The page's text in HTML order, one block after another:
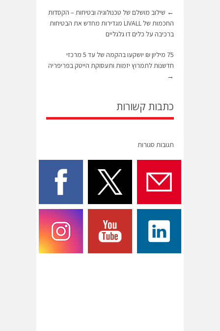
← שילוב מושלם של טכנולוגיה ובטיחות – הקסדות
החכמות של LIVALL מגדירות מחדש את הבטיחות
ברכיבה על כלים דו גלגליים
75 מיליון ₪ יושקעו בהקמה של עד 5 מרכזי
חדשנות לתמרוץ יזמות ותעסוקת הייטק בפריפריה
→
כתבות קשורות
תגובות סגורות